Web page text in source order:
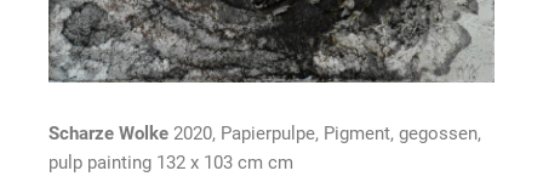
Scharze Wolke 2020, Papierpulpe, Pigment, gegossen,
pulp painting 132 x 103 cm cm